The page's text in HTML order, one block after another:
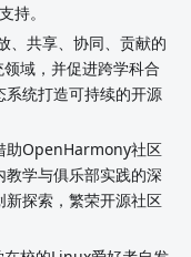
持。
、共享、协同、贡献的
域，并促进跨学科合
统打造可持续的开源
助OpenHarmony社区
学与俱乐部实践的深
新探索，繁荣开源社区